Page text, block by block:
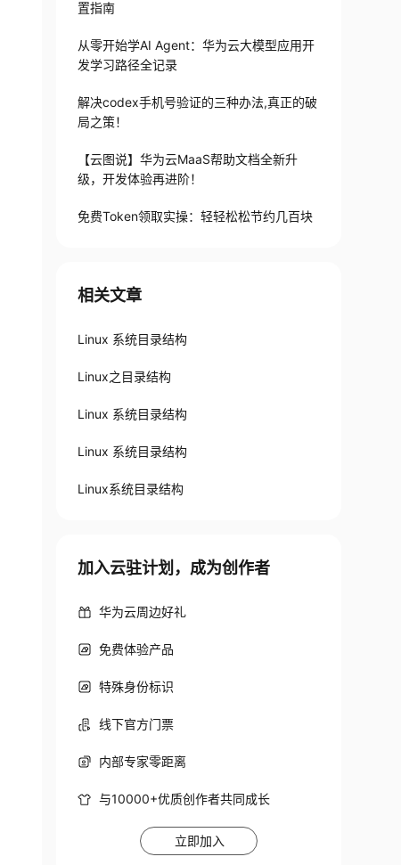
置指南
从零开始学AI Agent：华为云大模型应用开
发学习路径全记录
解决codex手机号验证的三种办法,真正的破
局之策！
【云图说】华为云MaaS帮助文档全新升
级，开发体验再进阶！
免费Token领取实操：轻轻松松节约几百块
相关文章
Linux 系统目录结构
Linux之目录结构
Linux 系统目录结构
Linux 系统目录结构
Linux系统目录结构
加入云驻计划，成为创作者
华为云周边好礼
免费体验产品
特殊身份标识
线下官方门票
内部专家零距离
与10000+优质创作者共同成长
立即加入